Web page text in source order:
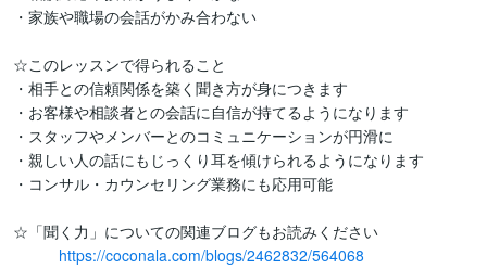
・家族や職場の会話がかみ合わない
☆このレッスンで得られること
・相手との信頼関係を築く聞き方が身につきます
・お客様や相談者との会話に自信が持てるようになります
・スタッフやメンバーとのコミュニケーションが円滑に
・親しい人の話にもじっくり耳を傾けられるようになります
・コンサル・カウンセリング業務にも応用可能
☆「聞く力」についての関連ブログもお読みください
https://coconala.com/blogs/2462832/564068